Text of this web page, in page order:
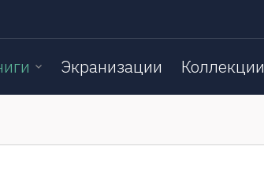
Экранизации Коллекции